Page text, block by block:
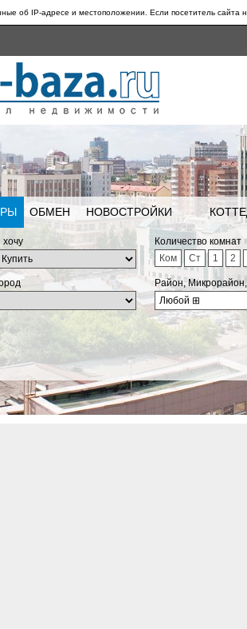
об IP-адресе и местоположении. Если посетитель сайта
ОБМЕН НОВОСТРОЙКИ
хочу
Количество комнат
Ком
Ст 1 2
Район,
Любой ⊞